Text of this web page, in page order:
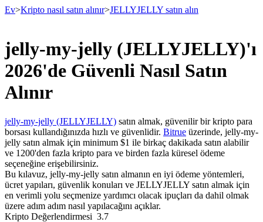
Vadeli İşlemler
USDT Vadeli İşlemleri
Teminat olarak USDT kullanan vadeli işlemler
Ev>Kripto nasıl satın alınır>JELLYJELLY satın alın
jelly-my-jelly (JELLYJELLY)'ı
2026'de Güvenli Nasıl Satın
Alınır
jelly-my-jelly (JELLYJELLY) satın almak, güvenilir bir kripto para
borsası kullandığınızda hızlı ve güvenlidir. Bitrue üzerinde, jelly-my-
jelly satın almak için minimum $1 ile birkaç dakikada satın alabilir
ve 1200'den fazla kripto para ve birden fazla küresel ödeme
seçeneğine erişebilirsiniz.
Bu kılavuz, jelly-my-jelly satın almanın en iyi ödeme yöntemleri,
ücret yapıları, güvenlik konuları ve JELLYJELLY satın almak için
en verimli yolu seçmenize yardımcı olacak ipuçları da dahil olmak
üzere adım adım nasıl yapılacağını açıklar.
Kripto Değerlendirmesi 3.7